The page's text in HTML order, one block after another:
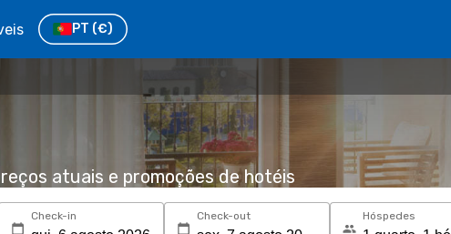
PT (€)
atuais e promoções de hotéis
Check-in Check-out Hóspedes